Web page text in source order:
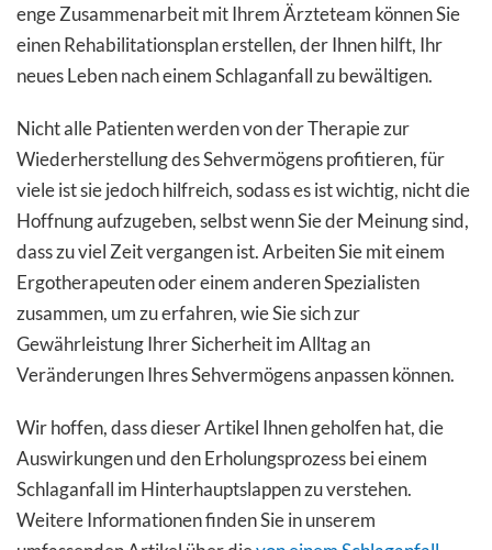
enge Zusammenarbeit mit Ihrem Ärzteteam können Sie
einen Rehabilitationsplan erstellen, der Ihnen hilft, Ihr
neues Leben nach einem Schlaganfall zu bewältigen.
Nicht alle Patienten werden von der Therapie zur
Wiederherstellung des Sehvermögens profitieren, für
viele ist sie jedoch hilfreich, sodass es ist wichtig, nicht die
Hoffnung aufzugeben, selbst wenn Sie der Meinung sind,
dass zu viel Zeit vergangen ist. Arbeiten Sie mit einem
Ergotherapeuten oder einem anderen Spezialisten
zusammen, um zu erfahren, wie Sie sich zur
Gewährleistung Ihrer Sicherheit im Alltag an
Veränderungen Ihres Sehvermögens anpassen können.
Wir hoffen, dass dieser Artikel Ihnen geholfen hat, die
Auswirkungen und den Erholungsprozess bei einem
Schlaganfall im Hinterhauptslappen zu verstehen.
Weitere Informationen finden Sie in unserem